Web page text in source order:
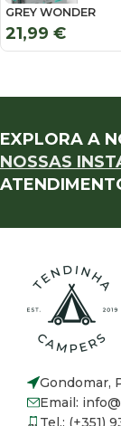
GREY WONDER
21,99 €
EXPLORA A
NOSSAS
Gondomar,
Email:
Tel.: (+351)